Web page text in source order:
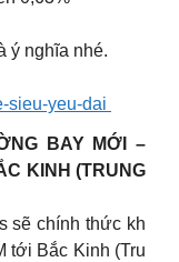
ý nghĩa nhé.
sieu-yeu-dai
BAY MỚI –
KINH (TRUNG
sẽ chính thức kh
tới Bắc Kinh (Tru